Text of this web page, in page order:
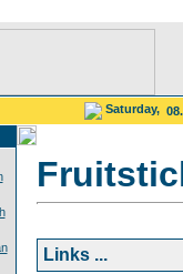
Saturday,
Links ...